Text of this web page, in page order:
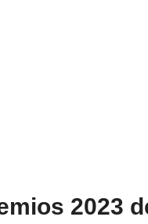
2023